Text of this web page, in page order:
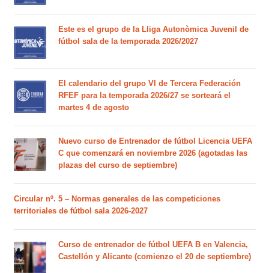
Este es el grupo de la Lliga Autonòmica Juvenil de
fútbol sala de la temporada 2026/2027
El calendario del grupo VI de Tercera Federación
RFEF para la temporada 2026/27 se sorteará el
martes 4 de agosto
Nuevo curso de Entrenador de fútbol Licencia UEFA
C que comenzará en noviembre 2026 (agotadas las
plazas del curso de septiembre)
Circular nº. 5 – Normas generales de las competiciones
territoriales de fútbol sala 2026-2027
Curso de entrenador de fútbol UEFA B en Valencia,
Castellón y Alicante (comienzo el 20 de septiembre)